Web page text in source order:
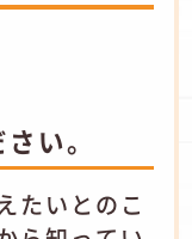
い。
たいとのこ